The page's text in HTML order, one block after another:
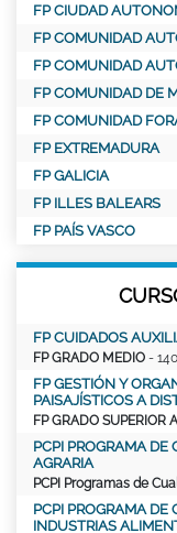
FP CIUDAD
FP COMUNIDAD
FP COMUNIDAD
FP COMUNIDAD DE
FP COMUNIDAD
FP EXTREMADURA
FP GALICIA
FP ILLES BALEARS
FP PAÍS VASCO
FP CUIDADOS
FP GRADO MEDIO -
FP GESTIÓN Y
PAISAJÍSTICOS A
FP GRADO SUPERIOR
PCPI PROGRAMA
AGRARIA
PCPI Programas de
PCPI PROGRAMA
INDUSTRIAS